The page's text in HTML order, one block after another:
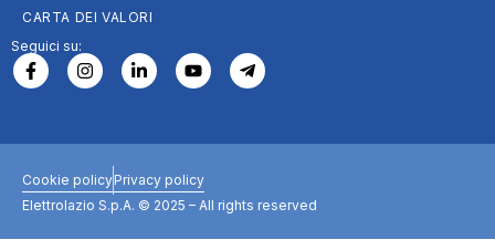
CARTA DEI VALORI
Seguici su:
Cookie policyPrivacy policy
Elettrolazio S.p.A. © 2025 – All rights reserved